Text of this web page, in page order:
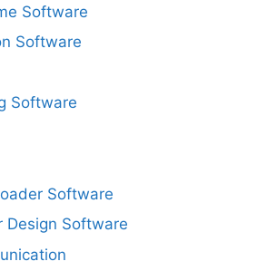
Software
Software
Software
Software
Design Software